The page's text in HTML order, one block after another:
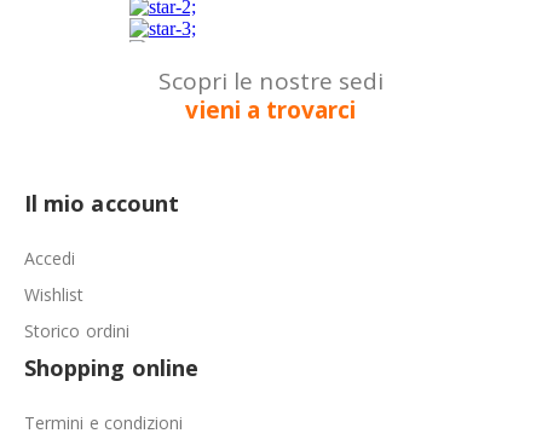
Scopri le nostre sedi
vieni a trovarci
Il mio account
Accedi
Wishlist
Storico ordini
Shopping online
Termini e condizioni